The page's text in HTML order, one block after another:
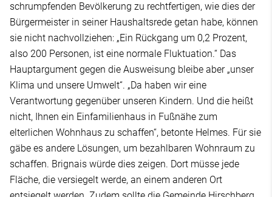
schrumpfenden Bevölkerung zu rechtfertigen, wie dies der
Bürgermeister in seiner Haushaltsrede getan habe, können
sie nicht nachvollziehen: „Ein Rückgang um 0,2 Prozent,
also 200 Personen, ist eine normale Fluktuation.“ Das
Hauptargument gegen die Ausweisung bleibe aber „unser
Klima und unsere Umwelt“. „Da haben wir eine
Verantwortung gegenüber unseren Kindern. Und die heißt
nicht, Ihnen ein Einfamilienhaus in Fußnähe zum
elterlichen Wohnhaus zu schaffen“, betonte Helmes. Für sie
gäbe es andere Lösungen, um bezahlbaren Wohnraum zu
schaffen. Brignais würde dies zeigen. Dort müsse jede
Fläche, die versiegelt werde, an einem anderen Ort